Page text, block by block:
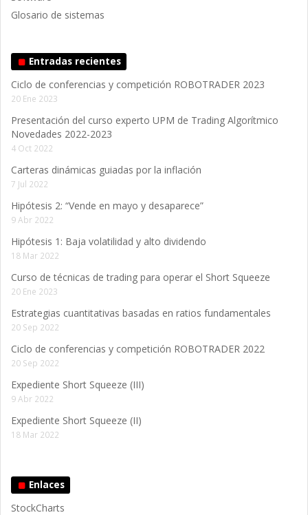
Glosario de sistemas
Entradas recientes
Ciclo de conferencias y competición ROBOTRADER 2023
20 Ene 2023
Presentación del curso experto UPM de Trading Algorítmico
Novedades 2022-2023
4 Oct 2022
Carteras dinámicas guiadas por la inflación
7 Jul 2022
Hipótesis 2: “Vende en mayo y desaparece”
9 Abr 2022
Hipótesis 1: Baja volatilidad y alto dividendo
18 Mar 2022
Curso de técnicas de trading para operar el Short Squeeze
20 Ene 2023
Estrategias cuantitativas basadas en ratios fundamentales
20 Sep 2022
Ciclo de conferencias y competición ROBOTRADER 2022
20 Sep 2022
Expediente Short Squeeze (III)
9 Abr 2022
Expediente Short Squeeze (II)
18 Mar 2022
Enlaces
StockCharts